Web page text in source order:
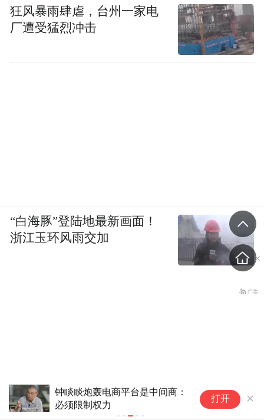
钟睒睒炮轰电商平台是中间商：
必须限制权力
打开
狂风暴雨肆虐，台州一家电
厂遭受猛烈冲击
“白海豚”登陆地最新画面！
浙江玉环风雨交加